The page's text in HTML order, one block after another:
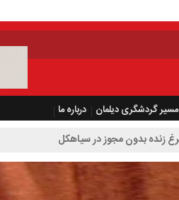
مسیر گردشگری دیلمان
درباره ما